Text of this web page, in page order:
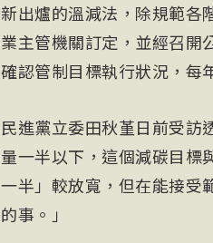
新出爐的溫減法，除規範各
業主管機關訂定，並經召開
確認管制目標執行狀況，每
民進黨立委田秋堇日前受訪
量一半以下，這個減碳目標
一半」較放寬，但在能接受
的事。」